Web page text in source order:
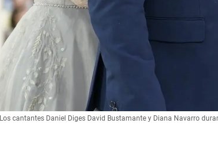
Los cantantes Daniel Diges David Bustamante y Diana Navarro